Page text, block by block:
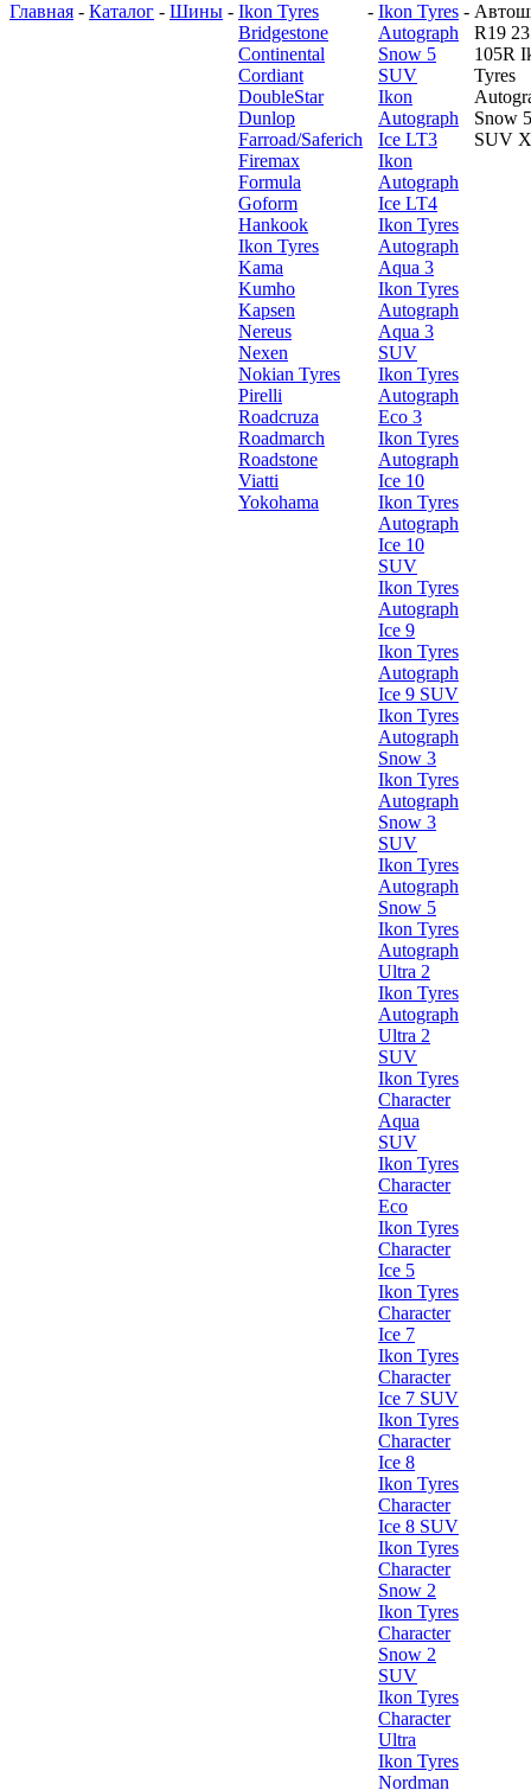
Главная - Каталог - Шины - Ikon Tyres
Bridgestone
Continental
Cordiant
DoubleStar
Dunlop
Farroad/Saferich
Firemax
Formula
Goform
Hankook
Ikon Tyres
Kama
Kumho
Kapsen
Nereus
Nexen
Nokian Tyres
Pirelli
Roadcruza
Roadmarch
Roadstone
Viatti
Yokohama
- Ikon Tyres
Autograph
Snow 5
SUV
Ikon
Autograph
Ice LT3
Ikon
Autograph
Ice LT4
Ikon Tyres
Autograph
Aqua 3
Ikon Tyres
Autograph
Aqua 3
SUV
Ikon Tyres
Autograph
Eco 3
Ikon Tyres
Autograph
Ice 10
Ikon Tyres
Autograph
Ice 10
SUV
Ikon Tyres
Autograph
Ice 9
Ikon Tyres
Autograph
Ice 9 SUV
Ikon Tyres
Autograph
Snow 3
Ikon Tyres
Autograph
Snow 3
SUV
Ikon Tyres
Autograph
Snow 5
Ikon Tyres
Autograph
Ultra 2
Ikon Tyres
Autograph
Ultra 2
SUV
Ikon Tyres
Character
Aqua
SUV
Ikon Tyres
Character
Eco
Ikon Tyres
Character
Ice 5
Ikon Tyres
Character
Ice 7
Ikon Tyres
Character
Ice 7 SUV
Ikon Tyres
Character
Ice 8
Ikon Tyres
Character
Ice 8 SUV
Ikon Tyres
Character
Snow 2
Ikon Tyres
Character
Snow 2
SUV
Ikon Tyres
Character
Ultra
Ikon Tyres
Nordman
-
R19
105R
Tyres
Snow 5
SUV